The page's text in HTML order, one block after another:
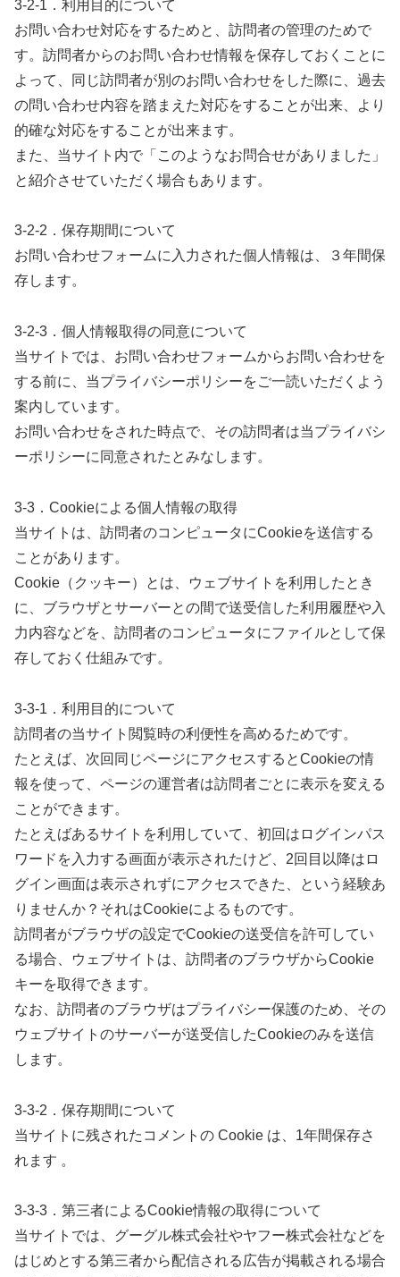
3-2-1．利用目的について
お問い合わせ対応をするためと、訪問者の管理のためで
す。訪問者からのお問い合わせ情報を保存しておくことに
よって、同じ訪問者が別のお問い合わせをした際に、過去
の問い合わせ内容を踏まえた対応をすることが出来、より
的確な対応をすることが出来ます。
また、当サイト内で「このようなお問合せがありました」
と紹介させていただく場合もあります。
3-2-2．保存期間について
お問い合わせフォームに入力された個人情報は、３年間保
存します。
3-2-3．個人情報取得の同意について
当サイトでは、お問い合わせフォームからお問い合わせを
する前に、当プライバシーポリシーをご一読いただくよう
案内しています。
お問い合わせをされた時点で、その訪問者は当プライバシ
ーポリシーに同意されたとみなします。
3-3．Cookieによる個人情報の取得
当サイトは、訪問者のコンピュータにCookieを送信する
ことがあります。
Cookie（クッキー）とは、ウェブサイトを利用したとき
に、ブラウザとサーバーとの間で送受信した利用履歴や入
力内容などを、訪問者のコンピュータにファイルとして保
存しておく仕組みです。
3-3-1．利用目的について
訪問者の当サイト閲覧時の利便性を高めるためです。
たとえば、次回同じページにアクセスするとCookieの情
報を使って、ページの運営者は訪問者ごとに表示を変える
ことができます。
たとえばあるサイトを利用していて、初回はログインパス
ワードを入力する画面が表示されたけど、2回目以降はロ
グイン画面は表示されずにアクセスできた、という経験あ
りませんか？それはCookieによるものです。
訪問者がブラウザの設定でCookieの送受信を許可してい
る場合、ウェブサイトは、訪問者のブラウザからCookie
キーを取得できます。
なお、訪問者のブラウザはプライバシー保護のため、その
ウェブサイトのサーバーが送受信したCookieのみを送信
します。
3-3-2．保存期間について
当サイトに残されたコメントの Cookie は、1年間保存さ
れます 。
3-3-3．第三者によるCookie情報の取得について
当サイトでは、グーグル株式会社やヤフー株式会社などを
はじめとする第三者から配信される広告が掲載される場合